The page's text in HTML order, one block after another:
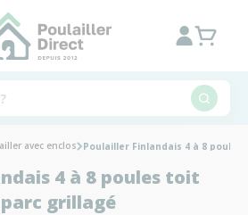
avec enclos Poulailler Finlandais 4 à 8
4 à 8 poules toit
grillagé